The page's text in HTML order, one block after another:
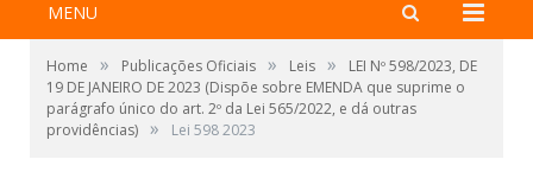
MENU
Home » Publicações Oficiais » Leis »
LEI Nº 598/2023, DE
19 DE JANEIRO DE 2023 (Dispõe sobre EMENDA que suprime o
parágrafo único do art. 2º da Lei 565/2022, e dá outras
providências) » Lei 598 2023